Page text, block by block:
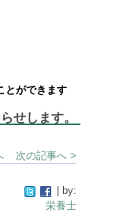
とができます
せします。
次の記事へ >
| by:
栄養士